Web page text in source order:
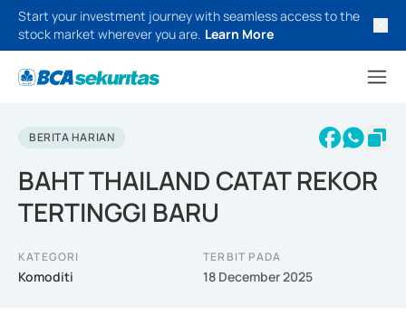
Start your investment journey with seamless access to the
stock market wherever you are. Learn More
BERITA HARIAN
BAHT THAILAND CATAT REKOR
TERTINGGI BARU
KATEGORI
Komoditi
TERBIT PADA
18 December 2025